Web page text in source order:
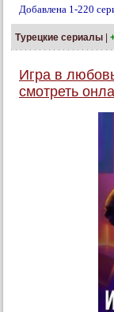
Добавлена 1-220
Турецкие сериалы |
Игра в
смотреть